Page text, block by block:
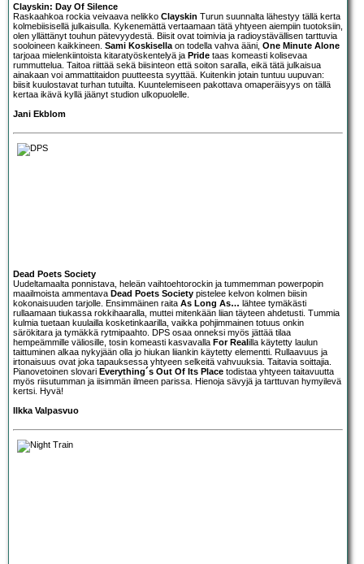
Clayskin: Day Of Silence
Raskaahkoa rockia veivaava nelikko Clayskin Turun suunnalta lähestyy tällä kerta
kolmebiisisellä julkaisulla. Kykenemättä vertaamaan tätä yhtyeen aiempiin tuotoksiin,
olen yllättänyt touhun pätevyydestä. Biisit ovat toimivia ja radioystävällisen tarttuvia
sooloineen kaikkineen. Sami Koskisella on todella vahva ääni, One Minute Alone
tarjoaa mielenkiintoista kitaratyöskentelyä ja Pride taas komeasti kolisevaa
rummuttelua. Taitoa riittää sekä biisinteon että soiton saralla, eikä tätä julkaisua
ainakaan voi ammattitaidon puutteesta syyttää. Kuitenkin jotain tuntuu uupuvan:
biisit kuulostavat turhan tutuilta. Kuuntelemiseen pakottava omaperäisyys on tällä
kertaa ikävä kyllä jäänyt studion ulkopuolelle.
Jani Ekblom
Dead Poets Society
Uudeltamaalta ponnistava, heleän vaihtoehtorockin ja tummemman powerpopin
maailmoista ammentava Dead Poets Society pistelee kelvon kolmen biisin
kokonaisuuden tarjolle. Ensimmäinen raita As Long As… lähtee tymäkästi
rullaamaan tiukassa rokkihaaralla, muttei mitenkään liian täyteen ahdetusti. Tummia
kulmia tuetaan kuulailla kosketinkaarilla, vaikka pohjimmainen totuus onkin
särökitara ja tymäkkä rytmipaahto. DPS osaa onneksi myös jättää tilaa
hempeämmille väliosille, tosin komeasti kasvavalla For Realilla käytetty laulun
taittuminen alkaa nykyjään olla jo hiukan liiankin käytetty elementti. Rullaavuus ja
irtonaisuus ovat joka tapauksessa yhtyeen selkeitä vahvuuksia. Taitavia soittajia.
Pianovetoinen slovari Everything´s Out Of Its Place todistaa yhtyeen taitavuutta
myös riisutumman ja iisimmän ilmeen parissa. Hienoja sävyjä ja tarttuvan hymyilevä
kertsi. Hyvä!
Ilkka Valpasvuo